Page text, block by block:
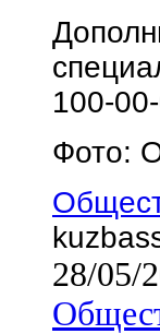
100-
Фото:
28/05/